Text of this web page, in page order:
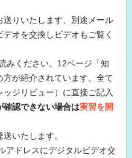
りいたします、別途メール
オを交換しビデオもご覧く
みください。12ページ「知
が紹介されています。全て
ジリビュー）に直接ご記入
確認できない場合は実習を開
いたします。
アドレスにデジタルビデオ交